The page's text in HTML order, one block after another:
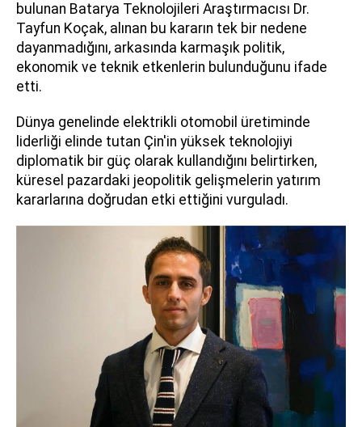
bulunan Batarya Teknolojileri Araştırmacısı Dr.
Tayfun Koçak, alınan bu kararın tek bir nedene
dayanmadığını, arkasında karmaşık politik,
ekonomik ve teknik etkenlerin bulunduğunu ifade
etti.
Dünya genelinde elektrikli otomobil üretiminde
liderliği elinde tutan Çin'in yüksek teknolojiyi
diplomatik bir güç olarak kullandığını belirtirken,
küresel pazardaki jeopolitik gelişmelerin yatırım
kararlarına doğrudan etki ettiğini vurguladı.